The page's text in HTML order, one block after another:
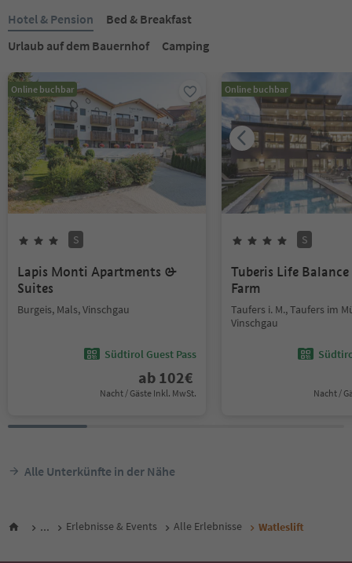
Hotel & Pension
Bed & Breakfast
Urlaub auf dem Bauernhof
Camping
Online buchbar
S
Lapis Monti Apartments &
Suites
Burgeis, Mals, Vinschgau
Südtirol Guest Pass
ab 102€
Nacht / Gäste Inkl. MwSt.
Online buchbar
S
Tuberis Life
Farm
Taufers i. M., Taufers im
Vinschgau
Nacht /
Alle Unterkünfte in der Nähe
... Erlebnisse & Events Alle Erlebnisse Watleslift